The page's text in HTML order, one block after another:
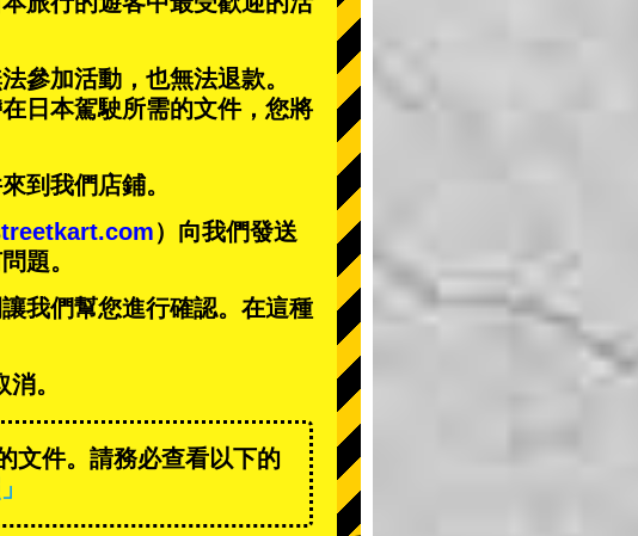
參加活動，也無法退款。
日本駕駛所需的文件，您將
到我們店鋪。
）向我們發送
題。
我們幫您進行確認。在這種
。
文件。請務必查看以下的